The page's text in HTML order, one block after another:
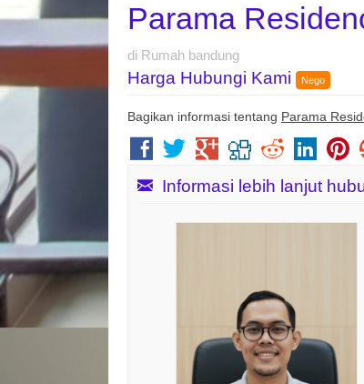
Parama
di Rumah bandung
Harga Hubungi Kami Nego
Bagikan informasi tentang Parama
Informasi lebih lanjut